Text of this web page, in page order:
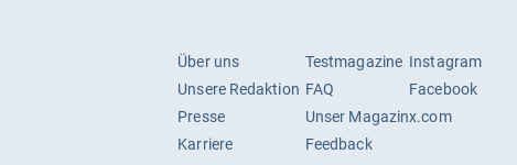
Über uns
Unsere Redaktion
Presse
Karriere
Testmagazine
FAQ
Unser Magazin
Feedback
Instagram
Facebook
x.com